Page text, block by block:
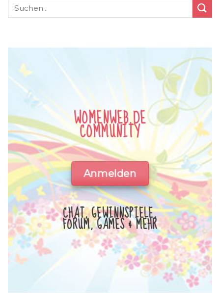
WOMENWEB.DE
COMMUNITY
Anmelden
CHAT, GEWINNSPIELE,
FORUM, GAMES & MEHR